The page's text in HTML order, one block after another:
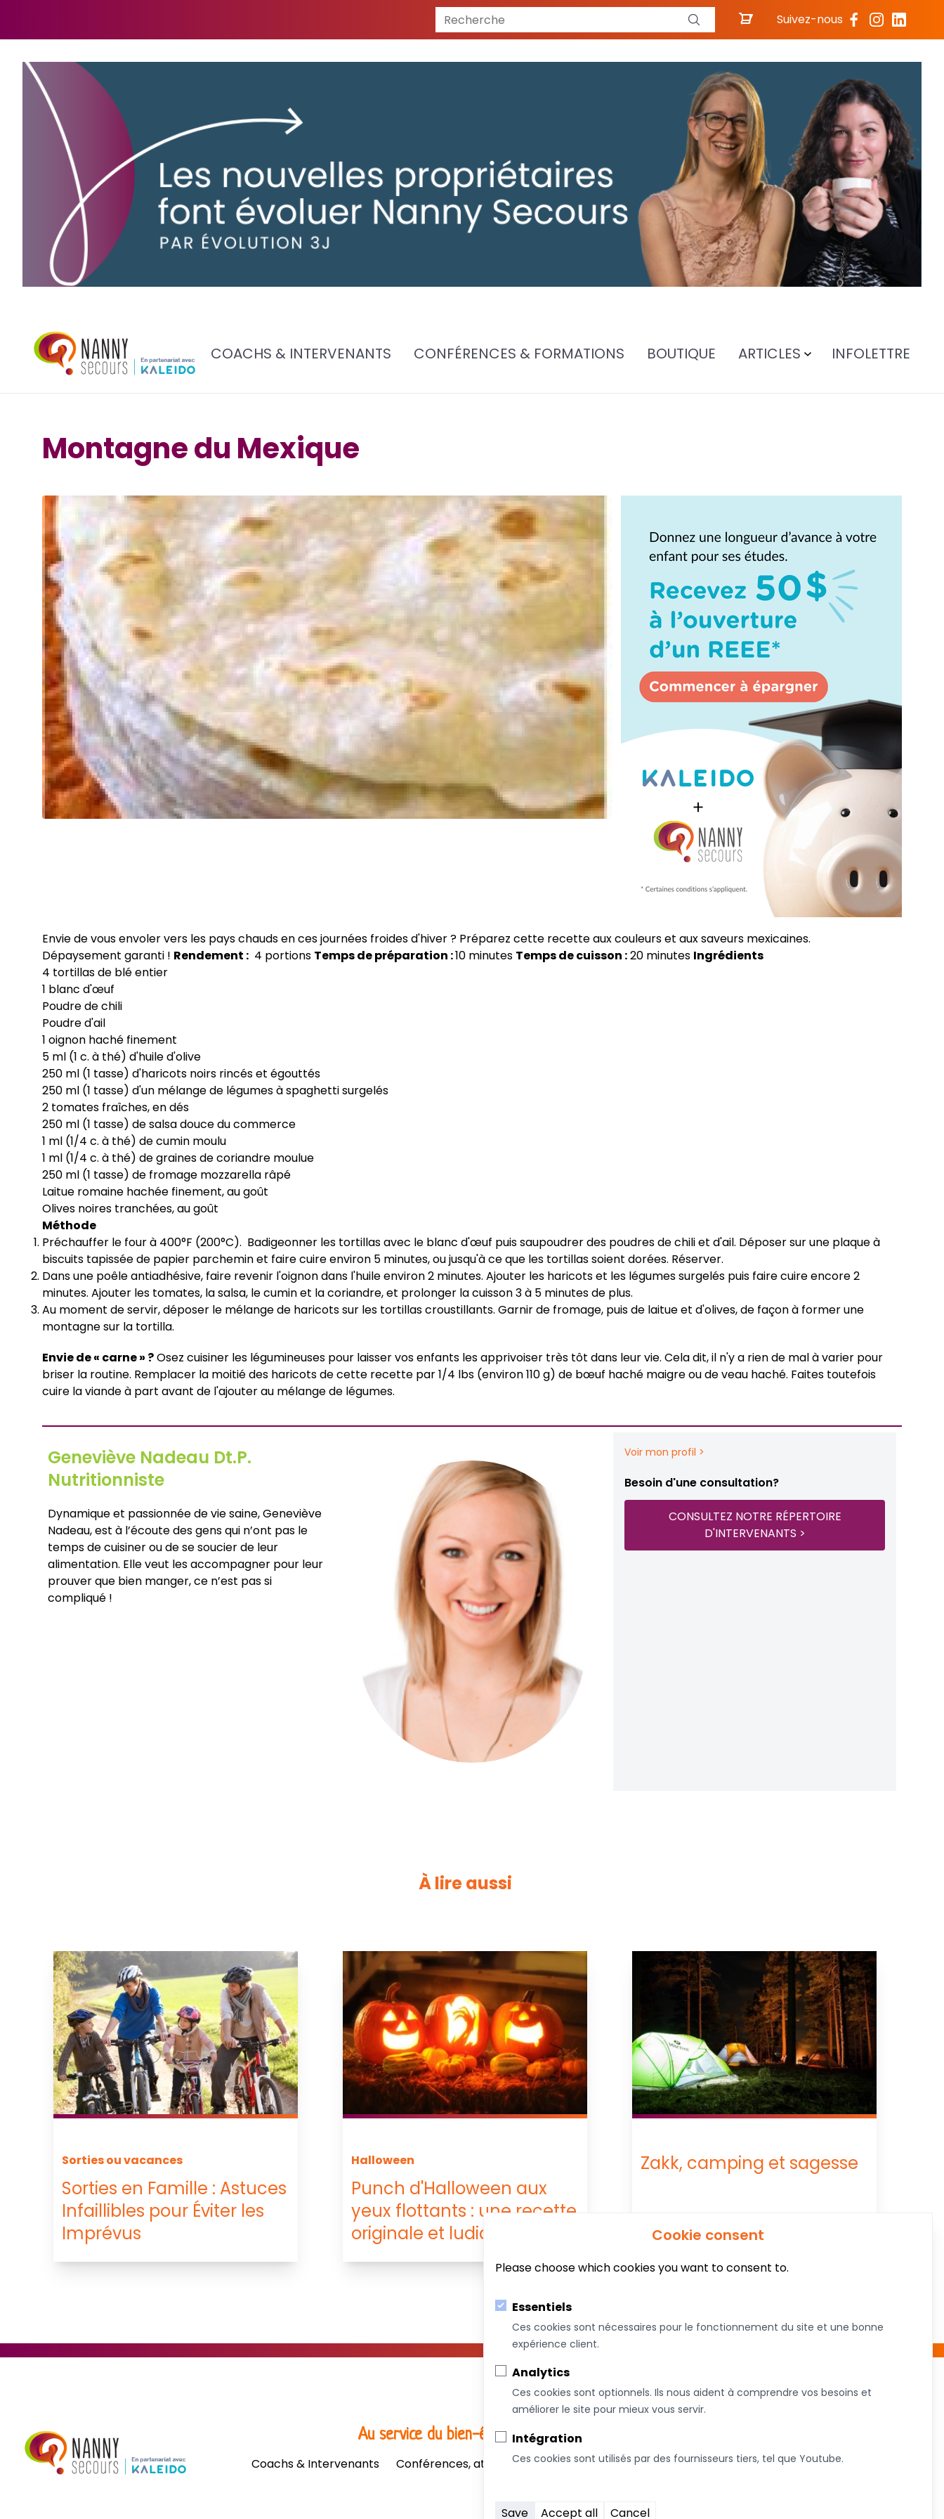
Recherche Suivez-nous
COACHS & INTERVENANTS CONFÉRENCES & FORMATIONS BOUTIQUE ARTICLES INFOLETTRE
Montagne du Mexique
Envie de vous envoler vers les pays chauds en ces journées froides d'hiver ? Préparez cette recette aux couleurs et aux saveurs mexicaines.
Dépaysement garanti ! Rendement : 4 portions Temps de préparation :10 minutes Temps de cuisson :20 minutes Ingrédients
4 tortillas de blé entier
1 blanc d'œuf
Poudre de chili
Poudre d'ail
1 oignon haché finement
5 ml (1 c. à thé) d'huile d'olive
250 ml (1 tasse) d'haricots noirs rincés et égouttés
250 ml (1 tasse) d'un mélange de légumes à spaghetti surgelés
2 tomates fraîches, en dés
250 ml (1 tasse) de salsa douce du commerce
1 ml (1/4 c. à thé) de cumin moulu
1 ml (1/4 c. à thé) de graines de coriandre moulue
250 ml (1 tasse) de fromage mozzarella râpé
Laitue romaine hachée finement, au goût
Olives noires tranchées, au goût
Méthode
Préchauffer le four à 400°F (200°C). Badigeonner les tortillas avec le blanc d'œuf puis saupoudrer des poudres de chili et d'ail. Déposer sur une plaque à
biscuits tapissée de papier parchemin et faire cuire environ 5 minutes, ou jusqu'à ce que les tortillas soient dorées. Réserver.
Dans une poêle antiadhésive, faire revenir l'oignon dans l'huile environ 2 minutes. Ajouter les haricots et les légumes surgelés puis faire cuire encore 2
minutes. Ajouter les tomates, la salsa, le cumin et la coriandre, et prolonger la cuisson 3 à 5 minutes de plus.
Au moment de servir, déposer le mélange de haricots sur les tortillas croustillants. Garnir de fromage, puis de laitue et d'olives, de façon à former une
montagne sur la tortilla.
Envie de « carne » ?Osez cuisiner les légumineuses pour laisser vos enfants les apprivoiser très tôt dans leur vie. Cela dit, il n'y a rien de mal à varier pour
briser la routine. Remplacer la moitié des haricots de cette recette par 1/4 lbs (environ 110 g) de bœuf haché maigre ou de veau haché. Faites toutefois
cuire la viande à part avant de l'ajouter au mélange de légumes.
Geneviève Nadeau Dt.P.
Nutritionniste
Dynamique et passionnée de vie saine, Geneviève
Nadeau, est à l’écoute des gens qui n’ont pas le
temps de cuisiner ou de se soucier de leur
alimentation. Elle veut les accompagner pour leur
prouver que bien manger, ce n’est pas si
compliqué !
Voir mon profil >
Besoin d'une consultation?
CONSULTEZ NOTRE RÉPERTOIRE
D'INTERVENANTS >
À lire aussi
Sorties ou vacances
Sorties en Famille : Astuces
Infaillibles pour Éviter les
Imprévus
Halloween
Punch d'Halloween aux
yeux flottants : une recette
originale et ludique
Zakk, camping et sagesse
Au service du bien-être de votre famille!
Coachs & Intervenants Conférences, ateliers et formations Boutique Articles
Devenez commanditaire
Cookie consent
Please choose which cookies you want to consent to.
Essentiels
Ces cookies sont nécessaires pour le fonctionnement du site et une bonne
expérience client.
Analytics
Ces cookies sont optionnels. Ils nous aident à comprendre vos besoins et
améliorer le site pour mieux vous servir.
Intégration
Ces cookies sont utilisés par des fournisseurs tiers, tel que Youtube.
Save Accept all Cancel